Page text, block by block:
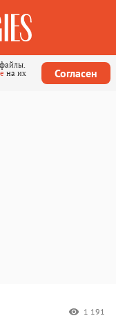
на их
Согласен
1 191